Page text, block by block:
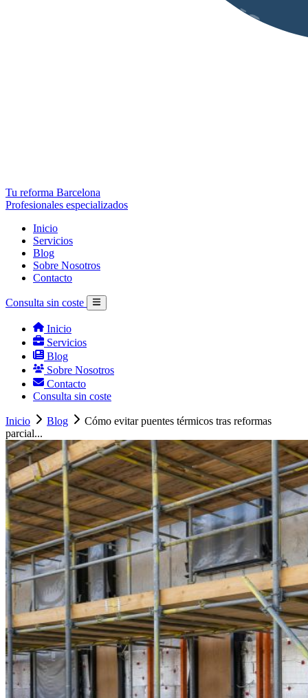
Tu reforma Barcelona
Profesionales especializados
Inicio
Servicios
Blog
Sobre Nosotros
Contacto
Consulta sin coste
Inicio
Servicios
Blog
Sobre Nosotros
Contacto
Consulta sin coste
Inicio Blog
Cómo evitar puentes térmicos tras reformas
parcial...